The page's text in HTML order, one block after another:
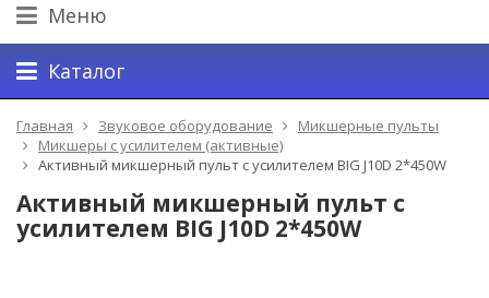
Меню
Каталог
Главная Звуковое оборудование
Микшерные пульты
Микшеры с усилителем (активные)
Активный микшерный пульт с усилителем BIG J10D 2*450W
Активный микшерный пульт с
усилителем BIG J10D 2*450W